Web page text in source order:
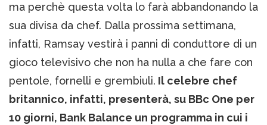
ma perchè questa volta lo farà abbandonando la
sua divisa da chef. Dalla prossima settimana,
infatti, Ramsay vestirà i panni di conduttore di un
gioco televisivo che non ha nulla a che fare con
pentole, fornelli e grembiuli. Il celebre chef
britannico, infatti, presenterà, su BBc One per
10 giorni, Bank Balance un programma in cui i